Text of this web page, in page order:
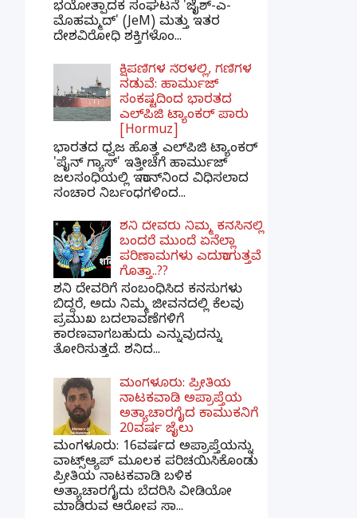
ಭಯೋತ್ಪಾದಕ ಸಂಘಟನೆ 'ಜೈಶ್-ಎ-
ಮೊಹಮ್ಮದ್' (JeM) ಮತ್ತು ಇತರ
ದೇಶವಿರೋಧಿ ಶಕ್ತಿಗಳೊಂ...
ಕ್ಷಿಪಣಿಗಳ ನೆರಳಲ್ಲಿ, ಗಣಿಗಳ
ನಡುವೆ: ಹಾರ್ಮುಜ್
ಸಂಕಷ್ಟದಿಂದ ಭಾರತದ
ಎಲ್‌ಪಿಜಿ ಟ್ಯಾಂಕರ್ ಪಾರು
[Hormuz]
ಭಾರತದ ಧ್ವಜ ಹೊತ್ತ ಎಲ್‌ಪಿಜಿ ಟ್ಯಾಂಕರ್
'ಪೈನ್ ಗ್ಯಾಸ್' ಇತ್ತೀಚೆಗೆ ಹಾರ್ಮುಜ್
ಜಲಸಂಧಿಯಲ್ಲಿ ಇರಾನ್‌ನಿಂದ ವಿಧಿಸಲಾದ
ಸಂಚಾರ ನಿರ್ಬಂಧಗಳಿಂದ...
ಶನಿ ದೇವರು ನಿಮ್ಮ ಕನಸಿನಲ್ಲಿ
ಬಂದರೆ ಮುಂದೆ ಏನೆಲ್ಲಾ
ಪರಿಣಾಮಗಳು ಎದುರಾಗುತ್ತವೆ
ಗೊತ್ತಾ..??
ಶನಿ ದೇವರಿಗೆ ಸಂಬಂಧಿಸಿದ ಕನಸುಗಳು
ಬಿದ್ದರೆ, ಅದು ನಿಮ್ಮ ಜೀವನದಲ್ಲಿ ಕೆಲವು
ಪ್ರಮುಖ ಬದಲಾವಣೆಗಳಿಗೆ
ಕಾರಣವಾಗಬಹುದು ಎನ್ನುವುದನ್ನು
ತೋರಿಸುತ್ತದೆ. ಶನಿದ...
ಮಂಗಳೂರು: ಪ್ರೀತಿಯ
ನಾಟಕವಾಡಿ ಅಪ್ರಾಪ್ತೆಯ
ಅತ್ಯಾಚಾರಗೈದ ಕಾಮುಕನಿಗೆ
20ವರ್ಷ ಜೈಲು
ಮಂಗಳೂರು: 16ವರ್ಷದ ಅಪ್ರಾಪ್ತೆಯನ್ನು
ವಾಟ್ಸ್ಆ್ಯಪ್ ಮೂಲಕ ಪರಿಚಯಿಸಿಕೊಂಡು
ಪ್ರೀತಿಯ ನಾಟಕವಾಡಿ ಬಳಿಕ
ಅತ್ಯಾಚಾರಗೈದು ಬೆದರಿಸಿ ವೀಡಿಯೋ
ಮಾಡಿರುವ ಆರೋಪ ಸಾ...